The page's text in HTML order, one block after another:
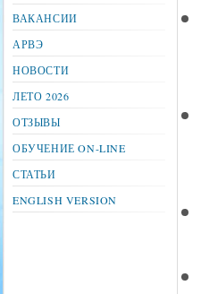
ВАКАНСИИ
АРВЭ
НОВОСТИ
ЛЕТО 2026
ОТЗЫВЫ
ОБУЧЕНИЕ ON-LINE
СТАТЬИ
ENGLISH VERSION